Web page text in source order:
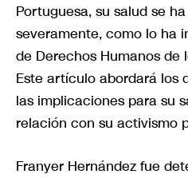
Portuguesa, su salud se
severamente, como lo ha
de Derechos Humanos de
Este artículo abordará los
las implicaciones para su
relación con su activismo
Franyer Hernández fue